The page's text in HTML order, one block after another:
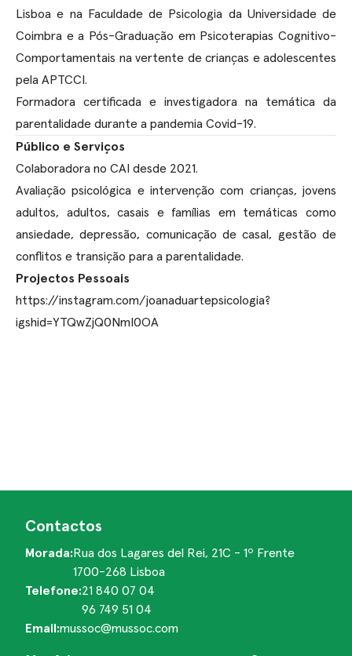
Lisboa e na Faculdade de Psicologia da Universidade de
Coimbra e a Pós-Graduação em Psicoterapias Cognitivo-
Comportamentais na vertente de crianças e adolescentes
pela APTCCI.
Formadora certificada e investigadora na temática da
parentalidade durante a pandemia Covid-19.
Público e Serviços
Colaboradora no CAI desde 2021.
Avaliação psicológica e intervenção com crianças, jovens
adultos, adultos, casais e famílias em temáticas como
ansiedade, depressão, comunicação de casal, gestão de
conflitos e transição para a parentalidade.
Projectos Pessoais
https://instagram.com/joanaduartepsicologia?
igshid=YTQwZjQ0NmI0OA
Contactos
Morada: Rua dos Lagares del Rei, 21C - 1º Frente
1700-268 Lisboa
Telefone:21 840 07 04
96 749 51 04
Email:mussoc@mussoc.com